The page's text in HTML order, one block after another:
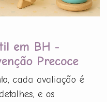
em BH -
Precoce
cada avaliação é
e os